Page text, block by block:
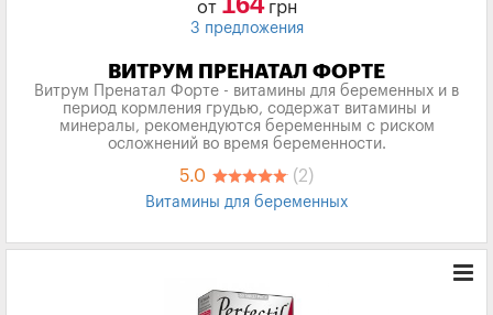
от грн
3 предложения
ВИТРУМ ПРЕНАТАЛ ФОРТЕ
Витрум Пренатал Форте - витамины для беременных и в
период кормления грудью, содержат витамины и
минералы, рекомендуются беременным с риском
осложнений во время беременности.
5.0 (2)
Витамины для беременных